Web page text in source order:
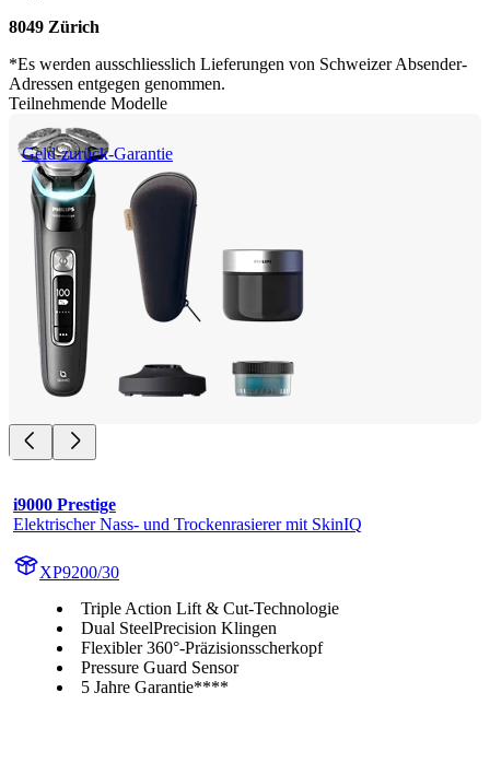
8049 Zürich
*Es werden ausschliesslich Lieferungen von Schweizer Absender-
Adressen entgegen genommen.
Teilnehmende Modelle
Geld-zurück-Garantie
i9000 Prestige
Elektrischer Nass- und Trockenrasierer mit SkinIQ
XP9200/30
Triple Action Lift & Cut-Technologie
Dual SteelPrecision Klingen
Flexibler 360°-Präzisionsscherkopf
Pressure Guard Sensor
5 Jahre Garantie****